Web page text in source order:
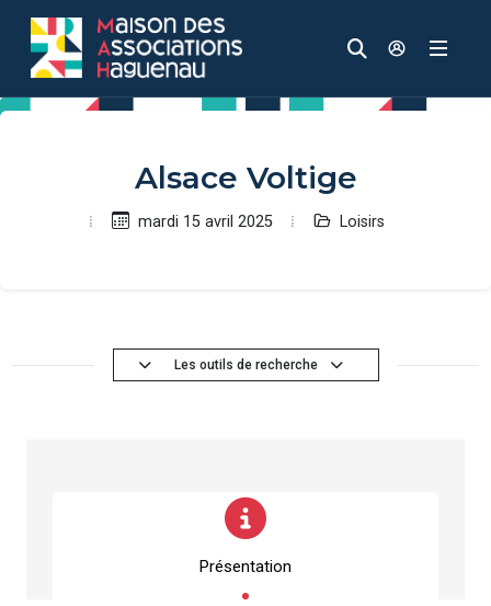
Aller au contenu principal
Aller au menu
Aller au moteur de recherche
Recherche
Accèder à
Alsace Voltige
mardi 15 avril 2025 Loisirs
Les outils de recherche
Présentation